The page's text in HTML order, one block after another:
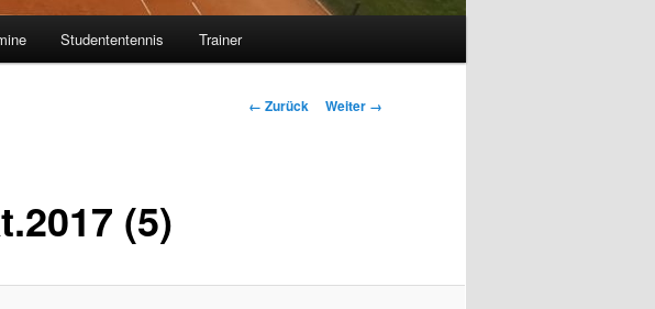
Studententennis Trainer
Bilder-
← Zurück Weiter →
(5)